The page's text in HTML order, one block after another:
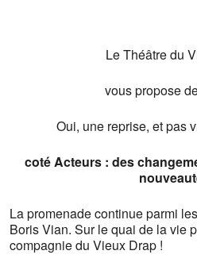
Le Théâtre du
vous propose
Oui, une reprise, et pas
coté Acteurs : des
La promenade continue parmi
Boris Vian. Sur le quai de la vie
compagnie du Vieux Drap !